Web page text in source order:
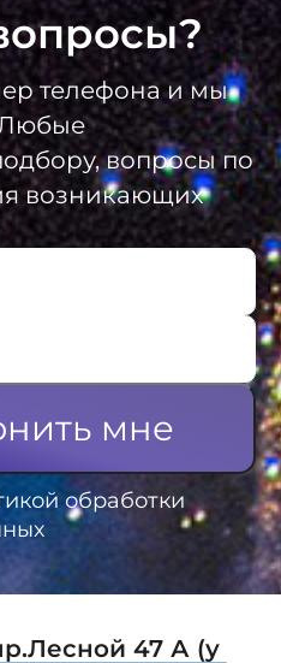
телефона и мы
вопросы по
возникающих
мне
обработки
47 А (у